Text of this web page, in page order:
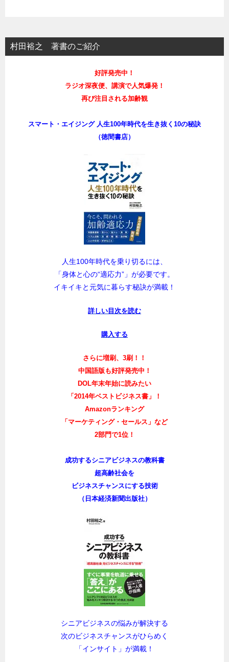
村田裕之 著書のご紹介
好評発売中！
ラジオ深夜便、講演で人気爆発！
再び注目される加齢観
スマート・エイジング 人生100年時代を生き抜く10の秘訣
（徳間書店）
人生100年時代を乗り切るには、
「身体と心の“適応力”」が必要です。
イキイキと元気に暮らす秘訣が満載！
詳しい目次を読む
購入する
さらに増刷、3刷！！
中国語版も好評発売中！
DOL年末年始に読みたい
「2014年ベストビジネス書」！
Amazonランキング
「マーケティング・セールス」など
2部門で1位！
成功するシニアビジネスの教科書
超高齢社会を
ビジネスチャンスにする技術
（日本経済新聞出版社）
シニアビジネスの悩みが解決する
次のビジネスチャンスがひらめく
「インサイト」が満載！